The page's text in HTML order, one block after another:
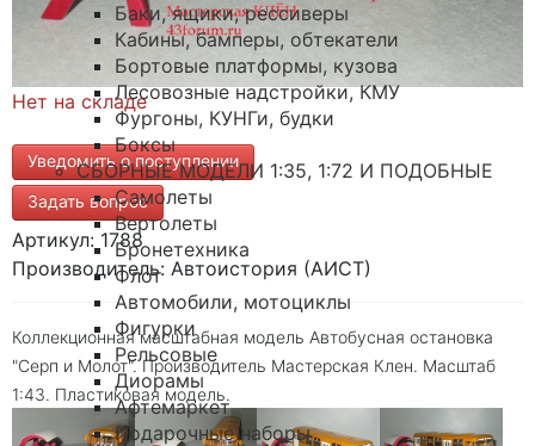
Баки, ящики, рессиверы
Кабины, бамперы, обтекатели
Бортовые платформы, кузова
Лесовозные надстройки, КМУ
Фургоны, КУНГи, будки
Боксы
СБОРНЫЕ МОДЕЛИ 1:35, 1:72 И ПОДОБНЫЕ
Самолеты
Вертолеты
Бронетехника
Флот
Автомобили, мотоциклы
Фигурки
Рельсовые
Диорамы
Афтемаркет
Подарочные наборы
Нет на складе
Уведомить о поступлении
Задать вопрос
Артикул: 1788
Производитель: Автоистория (АИСТ)
Коллекционная масштабная модель Автобусная остановка
"Серп и Молот". Производитель Мастерская Клен. Масштаб
1:43. Пластиковая модель.